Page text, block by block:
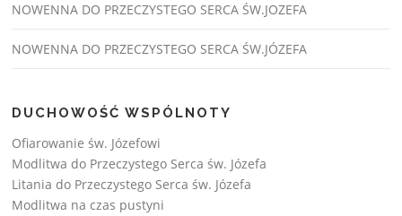
NOWENNA DO PRZECZYSTEGO SERCA ŚW.JOZEFA
NOWENNA DO PRZECZYSTEGO SERCA ŚW.JÓZEFA
DUCHOWOŚĆ WSPÓLNOTY
Ofiarowanie św. Józefowi
Modlitwa do Przeczystego Serca św. Józefa
Litania do Przeczystego Serca św. Józefa
Modlitwa na czas pustyni